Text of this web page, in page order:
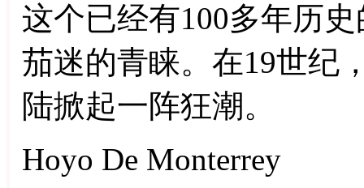
这个已经有100多年历
茄迷的青睐。在19世纪
陆掀起一阵狂潮。
Hoyo De Monterrey